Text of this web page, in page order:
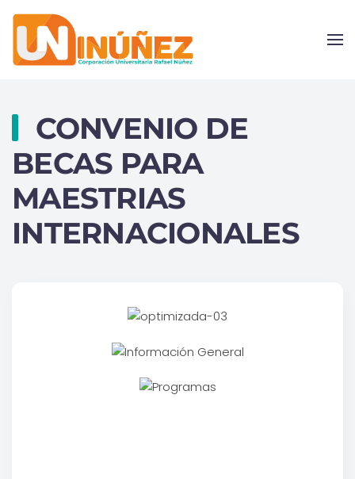
Skip to main content
CONVENIO DE
BECAS PARA
MAESTRIAS
INTERNACIONALES